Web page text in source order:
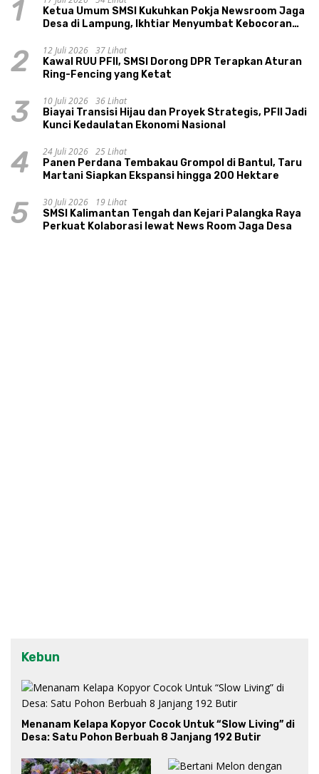
1
Ketua Umum SMSI Kukuhkan Pokja Newsroom Jaga
Desa di Lampung, Ikhtiar Menyumbat Kebocoran
2 12 Juli 2026 37 Lihat
Kawal RUU PFII, SMSI Dorong DPR Terapkan Aturan
Ring-Fencing yang Ketat
3 10 Juli 2026 36 Lihat
Biayai Transisi Hijau dan Proyek Strategis, PFII Jadi
Kunci Kedaulatan Ekonomi Nasional
4 24 Juli 2026 25 Lihat
Panen Perdana Tembakau Grompol di Bantul, Taru
Martani Siapkan Ekspansi hingga 200 Hektare
5 30 Juli 2026
19 Lihat
SMSI Kalimantan Tengah dan Kejari Palangka Raya
Perkuat Kolaborasi lewat News Room Jaga Desa
Kebun
Menanam Kelapa Kopyor Cocok Untuk “Slow Living” di
Desa: Satu Pohon Berbuah 8 Janjang 192 Butir